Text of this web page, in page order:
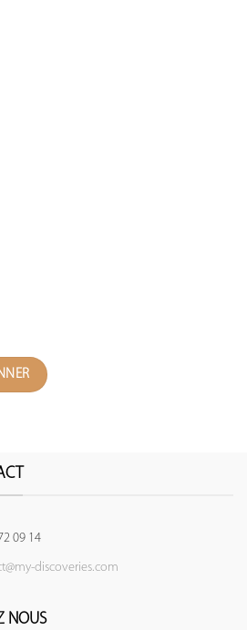
09 14
discoveries.com
NOUS